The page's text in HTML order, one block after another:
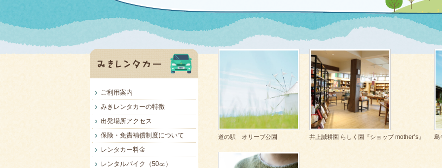
道の駅 オリーブ公園 井上誠耕園 らしく園『ショップ mother’s』 島
ご利用案内
みきレンタカーの特徴
出発場所アクセス
保険・免責補償制度について
レンタカー料金
レンタルバイク（50㏄）